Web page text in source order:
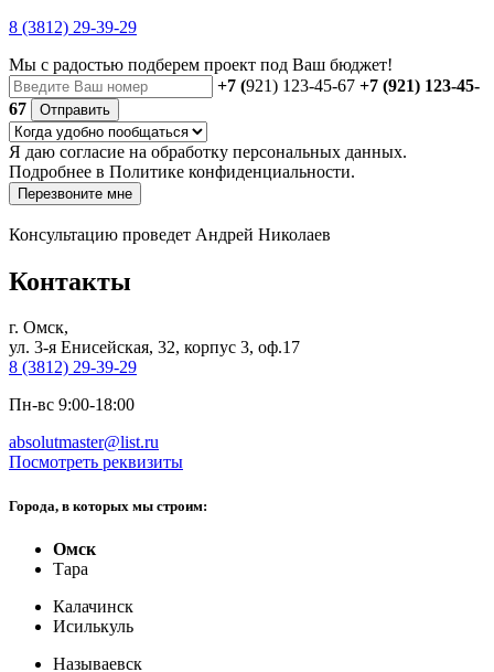
8 (3812) 29-39-29
Мы с радостью подберем проект под Ваш бюджет!
+7 (921) 123-45-67 +7 (921) 123-45-
67
Отправить
Я даю согласие на обработку персональных данных.
Подробнее в Политике конфиденциальности.
Перезвоните мне
Консультацию проведет Андрей Николаев
Контакты
г. Омск,
ул. 3-я Енисейская, 32, корпус 3, оф.17
8 (3812) 29-39-29
Пн-вс 9:00-18:00
absolutmaster@list.ru
Посмотреть реквизиты
Города, в которых мы строим:
Омск
Тара
Калачинск
Исилькуль
Называевск